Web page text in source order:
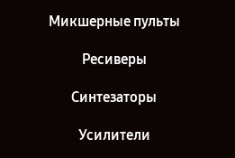
Микшерные пульты
Ресиверы
Синтезаторы
Усилители